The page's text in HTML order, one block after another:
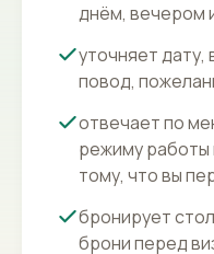
днём, вечером
уточняет дату,
повод,
отвечает по
режиму работы
тому, что вы
бронирует
брони перед